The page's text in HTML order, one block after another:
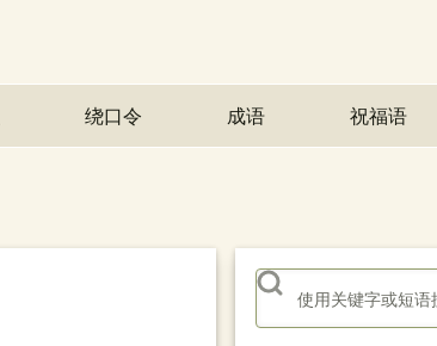
绕口令 成语 祝福语
搜索